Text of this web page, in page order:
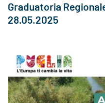
Graduatoria
28.05.2025